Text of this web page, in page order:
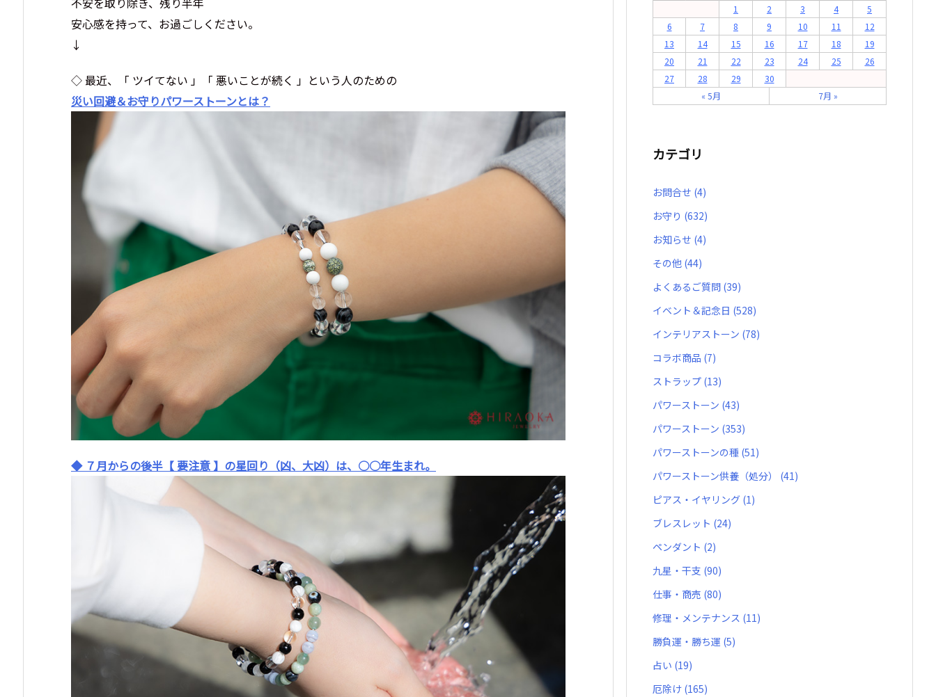
安心感を持って、お過ごしください。
↓
◇ 最近、「 ツイてない 」「 悪いことが続く 」という人のための
災い回避＆お守りパワーストーンとは？
◆ ７月からの後半【 要注意 】の星回り（凶、大凶）は、○○年生まれ。
1
2 3 4
5
6
7 8 9 10 11
12
13
14 15 16 17 18
19
20
21 22 23 24 25
26
27
28 29
30
« 5月
7月 »
カテゴリ
お問合せ (4)
お守り (632)
お知らせ (4)
その他 (44)
よくあるご質問 (39)
イベント＆記念日 (528)
インテリアストーン (78)
コラボ商品 (7)
ストラップ (13)
パワーストーン (43)
パワーストーン (353)
パワーストーンの種 (51)
パワーストーン供養（処分） (41)
ピアス・イヤリング (1)
ブレスレット (24)
ペンダント (2)
九星・干支 (90)
仕事・商売 (80)
修理・メンテナンス (11)
勝負運・勝ち運 (5)
占い (19)
厄除け (165)